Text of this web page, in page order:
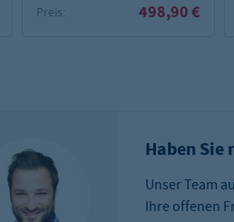
Preis:
498,90 €
Haben Sie
Unser Team
Ihre offenen